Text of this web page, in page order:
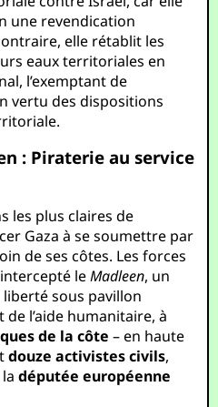
une revendication
elle rétablit les
eaux territoriales en
l’exemptant de
vertu des dispositions
: Piraterie au service
les plus claires de
Gaza à se soumettre par
de ses côtes. Les forces
leMadleen, un
sous pavillon
l’aide humanitaire, à
de la côte – en haute
douze activistes civils,
ladéputée européenne